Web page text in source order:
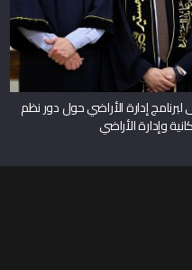
إدارة الأراضي حول دور نظم
وإدارة الأراضي